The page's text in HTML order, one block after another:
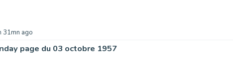
31mn ago
page du 03 octobre 1957